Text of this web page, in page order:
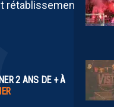
rétablissement.
2 ANS DE + À